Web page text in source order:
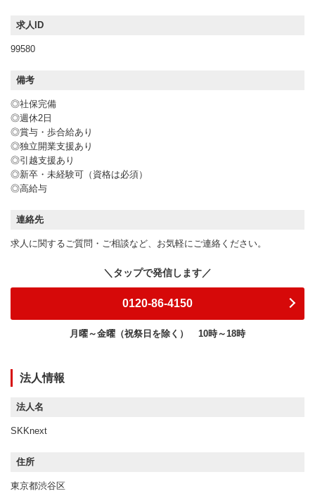
求人ID
99580
備考
◎社保完備
◎週休2日
◎賞与・歩合給あり
◎独立開業支援あり
◎引越支援あり
◎新卒・未経験可（資格は必須）
◎高給与
連絡先
求人に関するご質問・ご相談など、お気軽にご連絡ください。
0120-86-4150
月曜～金曜（祝祭日を除く） 10時～18時
法人情報
法人名
SKKnext
住所
東京都渋谷区